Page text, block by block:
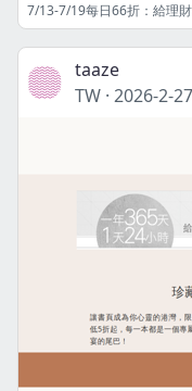
taaze
TW · 2026-2-27